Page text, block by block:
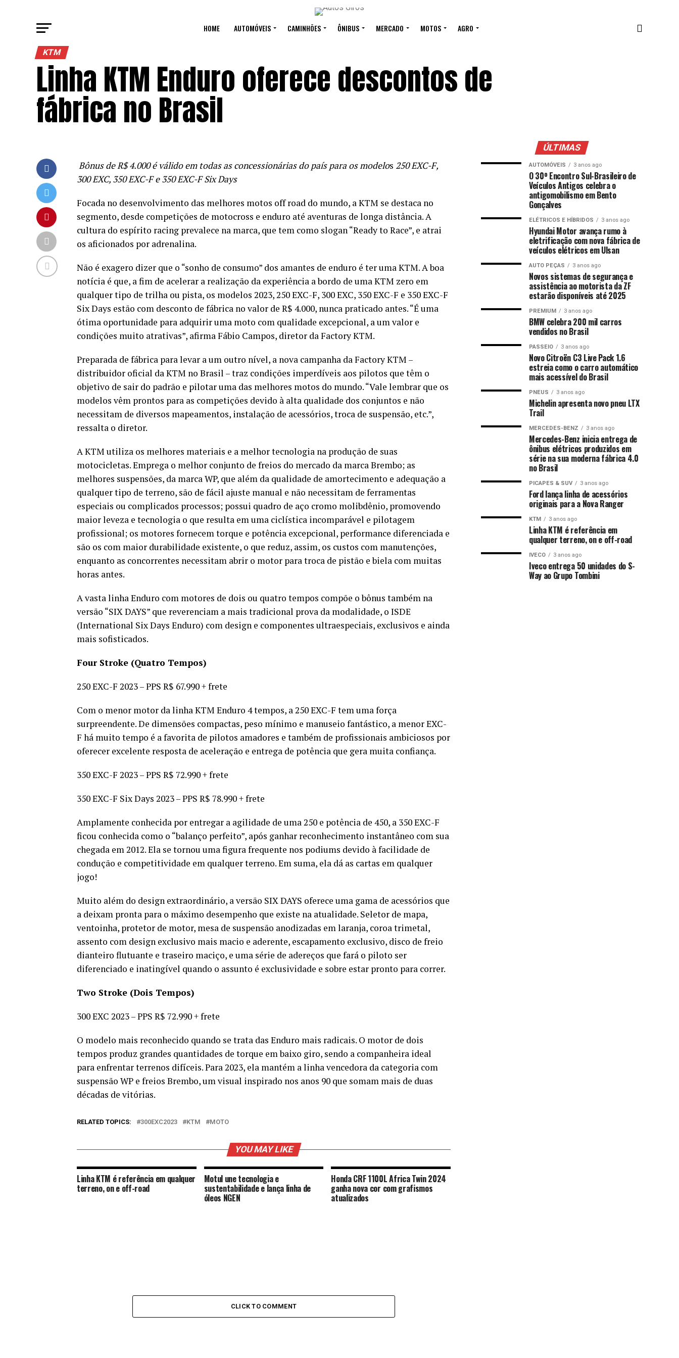
HOME AUTOMÓVEIS CAMINHÕES ÔNIBUS MERCADO MOTOS AGRO
KTM
Linha KTM Enduro oferece descontos de
fábrica no Brasil
Bônus de R$ 4.000 é válido em todas as concessionárias do país para os modelos 250 EXC-F,
300 EXC, 350 EXC-F e 350 EXC-F Six Days
Focada no desenvolvimento das melhores motos off road do mundo, a KTM se destaca no
segmento, desde competições de motocross e enduro até aventuras de longa distância. A
cultura do espírito racing prevalece na marca, que tem como slogan “Ready to Race”, e atrai
os aficionados por adrenalina.
Não é exagero dizer que o “sonho de consumo” dos amantes de enduro é ter uma KTM. A boa
notícia é que, a fim de acelerar a realização da experiência a bordo de uma KTM zero em
qualquer tipo de trilha ou pista, os modelos 2023, 250 EXC-F, 300 EXC, 350 EXC-F e 350 EXC-F
Six Days estão com desconto de fábrica no valor de R$ 4.000, nunca praticado antes. “É uma
ótima oportunidade para adquirir uma moto com qualidade excepcional, a um valor e
condições muito atrativas”, afirma Fábio Campos, diretor da Factory KTM.
Preparada de fábrica para levar a um outro nível, a nova campanha da Factory KTM –
distribuidor oficial da KTM no Brasil – traz condições imperdíveis aos pilotos que têm o
objetivo de sair do padrão e pilotar uma das melhores motos do mundo. “Vale lembrar que os
modelos vêm prontos para as competições devido à alta qualidade dos conjuntos e não
necessitam de diversos mapeamentos, instalação de acessórios, troca de suspensão, etc.”,
ressalta o diretor.
A KTM utiliza os melhores materiais e a melhor tecnologia na produção de suas
motocicletas. Emprega o melhor conjunto de freios do mercado da marca Brembo; as
melhores suspensões, da marca WP, que além da qualidade de amortecimento e adequação a
qualquer tipo de terreno, são de fácil ajuste manual e não necessitam de ferramentas
especiais ou complicados processos; possui quadro de aço cromo molibdênio, promovendo
maior leveza e tecnologia o que resulta em uma ciclística incomparável e pilotagem
profissional; os motores fornecem torque e potência excepcional, performance diferenciada e
são os com maior durabilidade existente, o que reduz, assim, os custos com manutenções,
enquanto as concorrentes necessitam abrir o motor para troca de pistão e biela com muitas
horas antes.
A vasta linha Enduro com motores de dois ou quatro tempos compõe o bônus também na
versão “SIX DAYS” que reverenciam a mais tradicional prova da modalidade, o ISDE
(International Six Days Enduro) com design e componentes ultraespeciais, exclusivos e ainda
mais sofisticados.
Four Stroke (Quatro Tempos)
250 EXC-F 2023 – PPS R$ 67.990 + frete
Com o menor motor da linha KTM Enduro 4 tempos, a 250 EXC-F tem uma força
surpreendente. De dimensões compactas, peso mínimo e manuseio fantástico, a menor EXC-
F há muito tempo é a favorita de pilotos amadores e também de profissionais ambiciosos por
oferecer excelente resposta de aceleração e entrega de potência que gera muita confiança.
350 EXC-F 2023 – PPS R$ 72.990 + frete
350 EXC-F Six Days 2023 – PPS R$ 78.990 + frete
Amplamente conhecida por entregar a agilidade de uma 250 e potência de 450, a 350 EXC-F
ficou conhecida como o “balanço perfeito”, após ganhar reconhecimento instantâneo com sua
chegada em 2012. Ela se tornou uma figura frequente nos podiums devido à facilidade de
condução e competitividade em qualquer terreno. Em suma, ela dá as cartas em qualquer
jogo!
Muito além do design extraordinário, a versão SIX DAYS oferece uma gama de acessórios que
a deixam pronta para o máximo desempenho que existe na atualidade. Seletor de mapa,
ventoinha, protetor de motor, mesa de suspensão anodizadas em laranja, coroa trimetal,
assento com design exclusivo mais macio e aderente, escapamento exclusivo, disco de freio
dianteiro flutuante e traseiro maciço, e uma série de adereços que fará o piloto ser
diferenciado e inatingível quando o assunto é exclusividade e sobre estar pronto para correr.
Two Stroke (Dois Tempos)
300 EXC 2023 – PPS R$ 72.990 + frete
O modelo mais reconhecido quando se trata das Enduro mais radicais. O motor de dois
tempos produz grandes quantidades de torque em baixo giro, sendo a companheira ideal
para enfrentar terrenos difíceis. Para 2023, ela mantém a linha vencedora da categoria com
suspensão WP e freios Brembo, um visual inspirado nos anos 90 que somam mais de duas
décadas de vitórias.
RELATED TOPICS: 300EXC2023 KTM MOTO
YOU MAY LIKE
Linha KTM é referência em qualquer
terreno, on e off-road
Motul une tecnologia e
sustentabilidade e lança linha de
óleos NGEN
Honda CRF 1100L Africa Twin 2024
ganha nova cor com grafismos
atualizados
CLICK TO COMMENT
ÚLTIMAS
AUTOMÓVEIS 3 anos ago
O 30º Encontro Sul-Brasileiro de
Veículos Antigos celebra o
antigomobilismo em Bento
Gonçalves
ELÉTRICOS E HÍBRIDOS 3 anos ago
Hyundai Motor avança rumo à
eletrificação com nova fábrica de
veículos elétricos em Ulsan
AUTO PEÇAS 3 anos ago
Novos sistemas de segurança e
assistência ao motorista da ZF
estarão disponíveis até 2025
PREMIUM 3 anos ago
BMW celebra 200 mil carros
vendidos no Brasil
PASSEIO 3 anos ago
Novo Citroën C3 Live Pack 1.6
estreia como o carro automático
mais acessível do Brasil
PNEUS 3 anos ago
Michelin apresenta novo pneu LTX
Trail
MERCEDES-BENZ 3 anos ago
Mercedes-Benz inicia entrega de
ônibus elétricos produzidos em
série na sua moderna fábrica 4.0
no Brasil
PICAPES & SUV 3 anos ago
Ford lança linha de acessórios
originais para a Nova Ranger
KTM 3 anos ago
Linha KTM é referência em
qualquer terreno, on e off-road
IVECO 3 anos ago
Iveco entrega 50 unidades do S-
Way ao Grupo Tombini